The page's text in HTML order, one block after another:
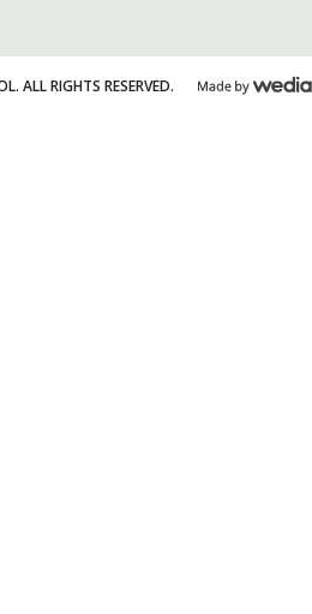
ALL RIGHTS RESERVED.